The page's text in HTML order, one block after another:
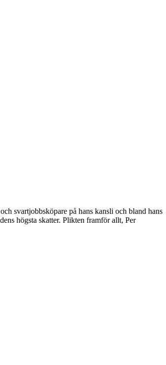
svartjobbsköpare på hans kansli och bland hans
högsta skatter. Plikten framför allt, Per